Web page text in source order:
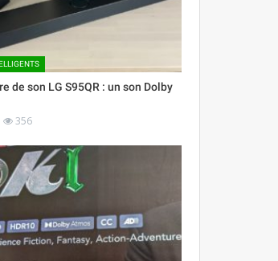
de son LG S95QR : un son Dolby
356